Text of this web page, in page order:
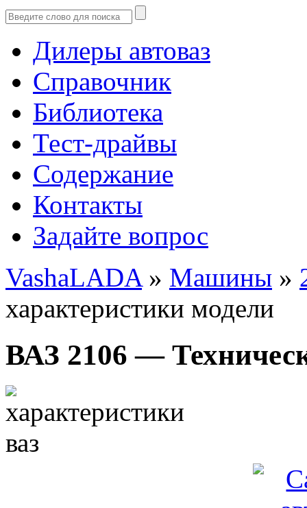
Дилеры автоваз
Справочник
Библиотека
Тест-драйвы
Содержание
Контакты
Задайте вопрос
VashaLADA» Машины »
характеристики модели
ВАЗ 2106 —